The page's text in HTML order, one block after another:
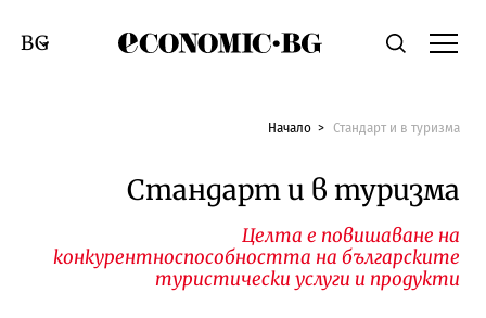
Economic.bgТърсене
Смяна на език
Начало Стандарт и в туризма
Стандарт и в туризма
Целта е повишаване на
конкурентноспособността на българските
туристически услуги и продукти